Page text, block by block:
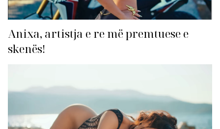
Anixa, artistja e re më premtuese e
skenës!